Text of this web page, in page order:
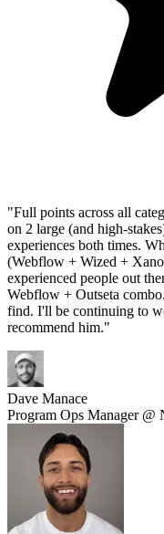
"Full points across all
on 2 large (and high-
experiences both times.
(Webflow + Wized +
experienced people out
Webflow + Outseta
find. I'll be continuing to
recommend him."
Dave Manace
Program Ops Manager @